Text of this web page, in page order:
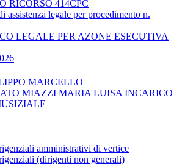
RICORSO 414CPC
assistenza legale per procedimento n.
LEGALE PER AZONE ESECUTIVA
MARCELLO
MIAZZI MARIA LUISA INCARICO
amministrativi di vertice
(dirigenti non generali)